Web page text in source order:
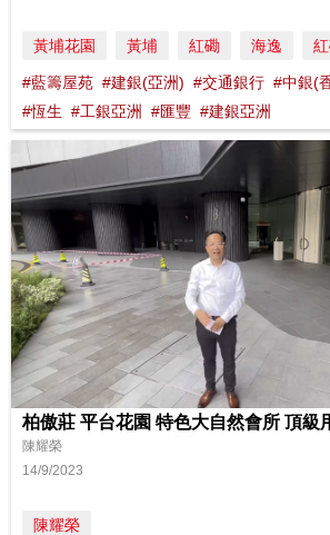
黃埔花園 黃埔 紅磡 海逸
#藍籌屋苑 #建銀(亞洲) #交通銀行 #中銀(
#恆生 #工銀亞洲 #匯豐 #建銀亞洲
柏傲莊 平台花園 特色大自然會所 頂級
陳耀榮
14/9/2023
陳耀榮